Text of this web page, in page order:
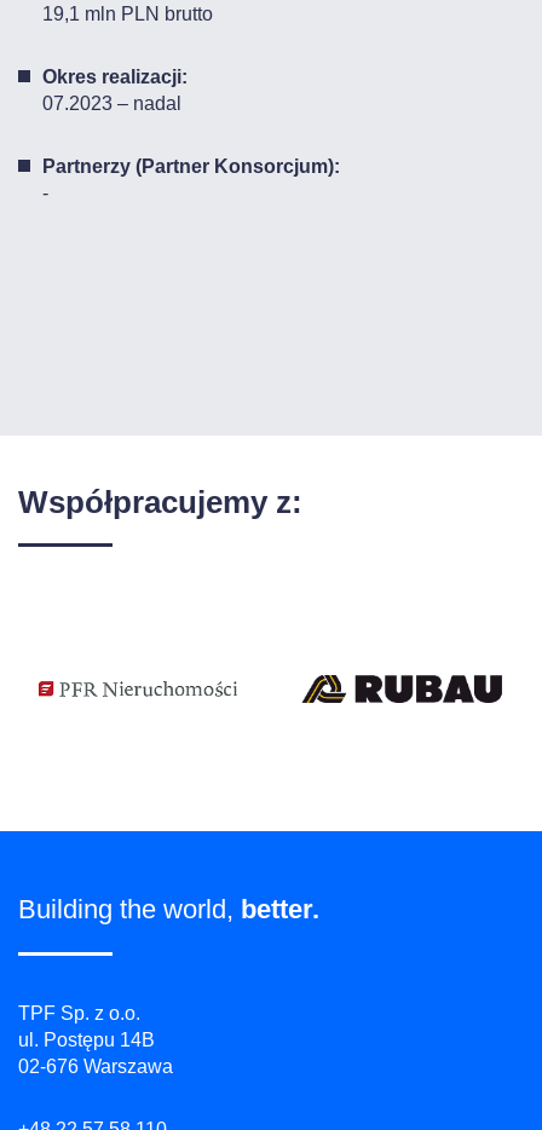
19,1 mln PLN brutto
Okres realizacji:
07.2023 – nadal
Partnerzy (Partner Konsorcjum):
-
Współpracujemy z:
Building the world, better.
TPF Sp. z o.o.
ul. Postępu 14B
02-676 Warszawa